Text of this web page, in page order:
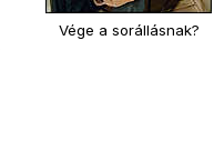
Vége a sorállásnak?